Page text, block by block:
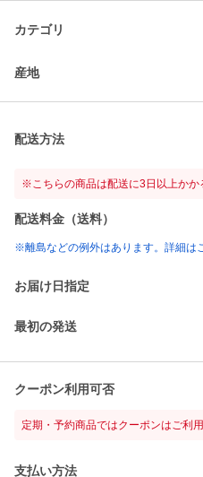
カテゴリ
産地
配送方法
※こちらの商品は配送に3日以上かか
配送料金（送料）
※離島などの例外はあります。詳細は
お届け日指定
最初の発送
クーポン利用可否
定期・予約商品ではクーポンはご利
支払い方法